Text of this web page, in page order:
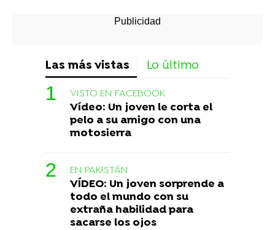
Las más vistas Lo último
VISTO EN FACEBOOK
Vídeo: Un joven le corta el
pelo a su amigo con una
motosierra
EN PAKISTÁN
VÍDEO: Un joven sorprende a
todo el mundo con su
extraña habilidad para
sacarse los ojos